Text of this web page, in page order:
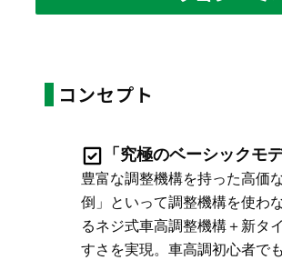
コンセプト
「究極のベーシックモ
豊富な調整機構を持った高価
倒」といって調整機構を使わ
るネジ式車高調整機構＋新タ
すさを実現。車高調初心者で